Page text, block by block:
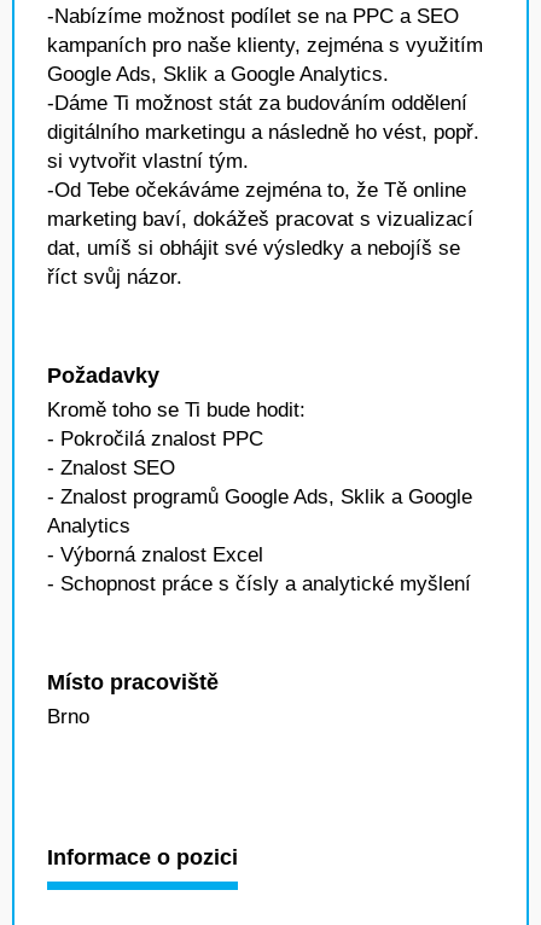
-Nabízíme možnost podílet se na PPC a SEO
kampaních pro naše klienty, zejména s využitím
Google Ads, Sklik a Google Analytics.
-Dáme Ti možnost stát za budováním oddělení
digitálního marketingu a následně ho vést, popř.
si vytvořit vlastní tým.
-Od Tebe očekáváme zejména to, že Tě online
marketing baví, dokážeš pracovat s vizualizací
dat, umíš si obhájit své výsledky a nebojíš se
říct svůj názor.
Požadavky
Kromě toho se Ti bude hodit:
- Pokročilá znalost PPC
- Znalost SEO
- Znalost programů Google Ads, Sklik a Google
Analytics
- Výborná znalost Excel
- Schopnost práce s čísly a analytické myšlení
Místo pracoviště
Brno
Informace o pozici